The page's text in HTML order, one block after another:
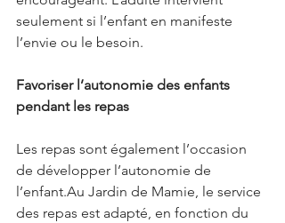
seulement si l’enfant en manifeste
l’envie ou le besoin.
Favoriser l’autonomie des enfants
pendant les repas
Les repas sont également l’occasion
de développer l’autonomie de
l’enfant.Au Jardin de Mamie, le service
des repas est adapté, en fonction du